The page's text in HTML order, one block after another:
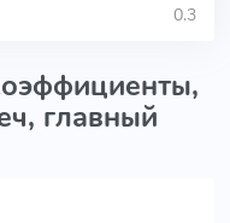
0.3
главный